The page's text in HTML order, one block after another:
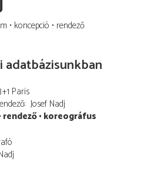
koncepció rendező
adatbázisunkban
Paris
Josef Nadj
rendező koreográfus